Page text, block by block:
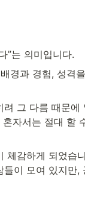
”는 의미입니다.
경과 경험, 성격
그 다름 때문에
자서는 절대 할
체감하게 되었습
이 모여 있지만,